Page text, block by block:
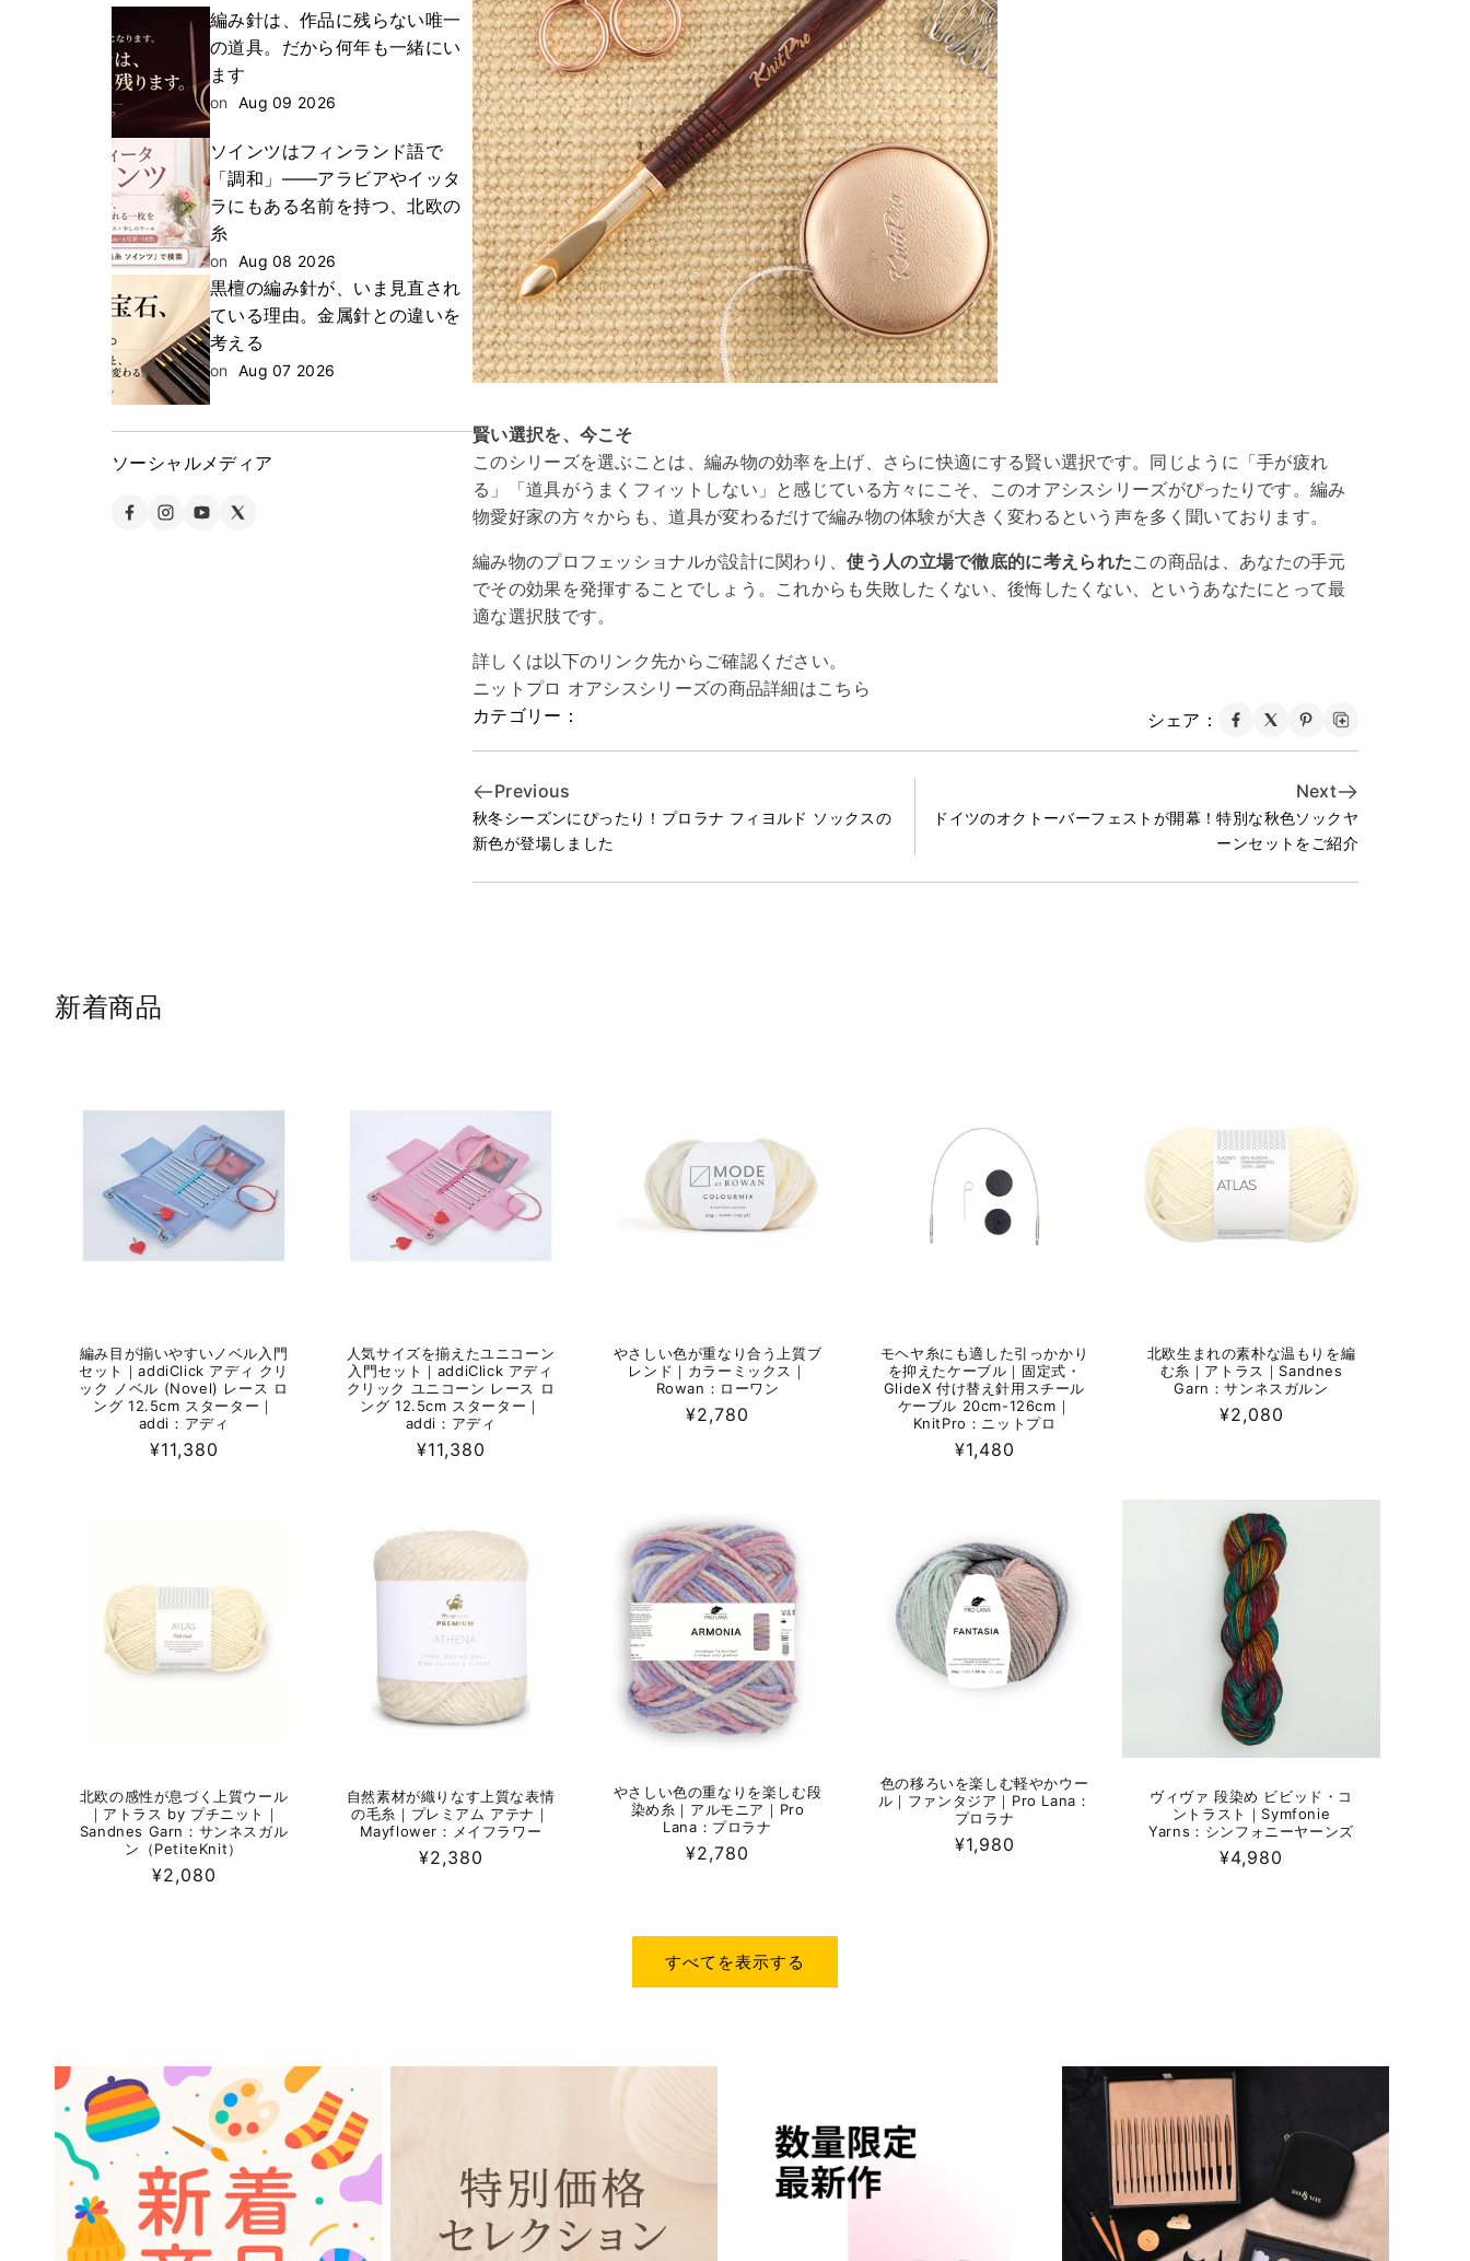
編み針は、作品に残らない唯一
の道具。だから何年も一緒にい
ます
on Aug 09 2026
ソインツはフィンランド語で
「調和」——アラビアやイッタ
ラにもある名前を持つ、北欧の
糸
on Aug 08 2026
黒檀の編み針が、いま見直され
ている理由。金属針との違いを
考える
on Aug 07 2026
ソーシャルメディア
賢い選択を、今こそ
このシリーズを選ぶことは、編み物の効率を上げ、さらに快適にする賢い選択です。同じように「手が疲れ
る」「道具がうまくフィットしない」と感じている方々にこそ、このオアシスシリーズがぴったりです。編み
物愛好家の方々からも、道具が変わるだけで編み物の体験が大きく変わるという声を多く聞いております。
編み物のプロフェッショナルが設計に関わり、使う人の立場で徹底的に考えられたこの商品は、あなたの手元
でその効果を発揮することでしょう。これからも失敗したくない、後悔したくない、というあなたにとって最
適な選択肢です。
詳しくは以下のリンク先からご確認ください。
ニット プロ オアシス シリーズの商品詳細はこちら
カテゴリー：
シェア：
Previous
秋冬シーズンにぴったり！プロラナ フィヨルド ソックスの
新色が登場しました
Next
ドイツのオクトーバーフェストが開幕！特別な秋色ソックヤ
ーンセットをご紹介
新着商品
編み目が揃いやすいノベル入門
セット｜addiClick アディ クリ
ック ノベル (Novel) レース ロ
ング 12.5cm スターター｜
addi：アディ
通
¥11,380
人気サイズを揃えたユニコーン
入門セット｜addiClick アディ
クリック ユニコーン レース ロ
ング 12.5cm スターター｜
addi：アディ
通
¥11,380
やさしい色が重なり合う上質ブ
レンド｜カラーミックス｜
Rowan：ローワン
通
¥2,780
モヘヤ糸にも適した引っかかり
を抑えたケーブル｜固定式・
GlideX 付け替え針用スチール
ケーブル 20cm-126cm｜
KnitPro：ニットプロ
通
¥1,480
北欧生まれの素朴な温もりを編
む糸｜アトラス｜Sandnes
Garn：サンネスガルン
通
¥2,080
北欧の感性が息づく上質ウール
｜アトラス by プチニット｜
Sandnes Garn：サンネスガル
ン（PetiteKnit）
通
¥2,080
自然素材が織りなす上質な表情
の毛糸｜プレミアム アテナ｜
Mayflower：メイフラワー
通
¥2,380
やさしい色の重なりを楽しむ段
染め糸｜アルモニア｜Pro
Lana：プロラナ
通
¥2,780
色の移ろいを楽しむ軽やかウー
ル｜ファンタジア｜Pro Lana：
プロラナ
通
¥1,980
ヴィヴァ 段染め ビビッド・コ
ントラスト｜Symfonie
Yarns：シンフォニーヤーンズ
通
¥4,980
すべてを表示する